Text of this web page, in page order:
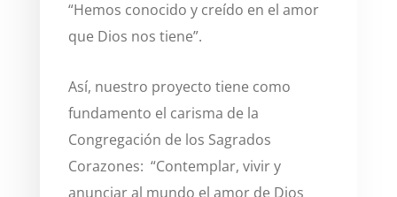
“Hemos conocido y creído en el amor
que Dios nos tiene”.
Así, nuestro proyecto tiene como
fundamento el carisma de la
Congregación de los Sagrados
Corazones: “Contemplar, vivir y
anunciar al mundo el amor de Dios